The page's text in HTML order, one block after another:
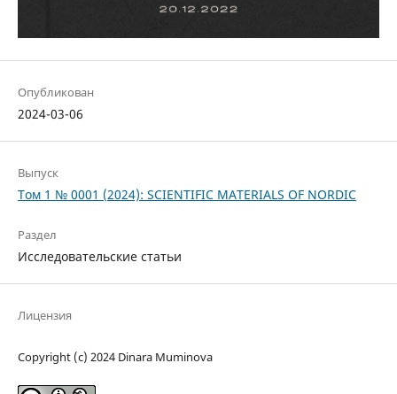
Опубликован
2024-03-06
Выпуск
Том 1 № 0001 (2024): SCIENTIFIC MATERIALS OF NORDIC
Раздел
Исследовательские статьи
Лицензия
Copyright (c) 2024 Dinara Muminova